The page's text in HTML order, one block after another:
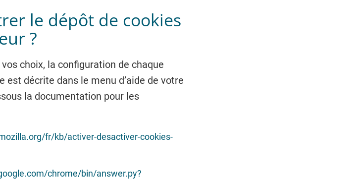
le dépôt de cookies
?
choix, la configuration de chaque
décrite dans le menu d’aide de votre
la documentation pour les
fr/kb/activer-desactiver-cookies-
chrome/bin/answer.py?